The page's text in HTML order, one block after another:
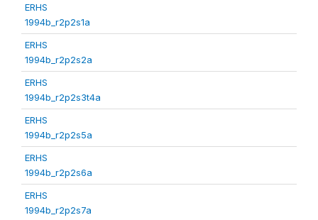
ERHS
1994b_r2p2s1a
ERHS
1994b_r2p2s2a
ERHS
1994b_r2p2s3t4a
ERHS
1994b_r2p2s5a
ERHS
1994b_r2p2s6a
ERHS
1994b_r2p2s7a